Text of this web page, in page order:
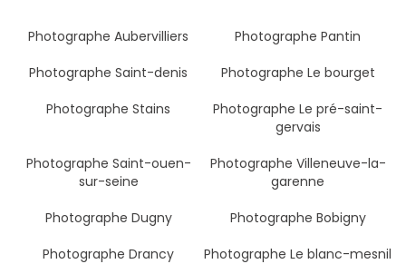
Photographe Aubervilliers
Photographe Pantin
Photographe Saint-denis
Photographe Le bourget
Photographe Stains
Photographe Le pré-saint-
gervais
Photographe Saint-ouen-
sur-seine
Photographe Villeneuve-la-
garenne
Photographe Dugny
Photographe Bobigny
Photographe Drancy
Photographe Le blanc-mesnil